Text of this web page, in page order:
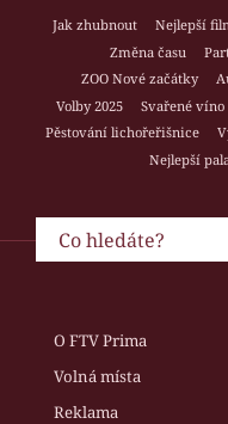
Jak zhubnout Nejlepší
Změna času
ZOO Nové začátky
Volby 2025
Svařené víno
Pěstování lichořeřišnice
Nejlepší
O FTV Prima
Volná místa
Reklama